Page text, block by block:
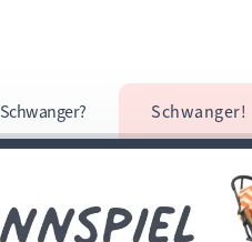
Schwanger? Schwanger!